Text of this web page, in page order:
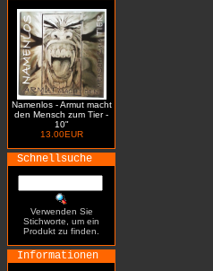
Namenlos - Armut macht
den Mensch zum Tier -
10"
13.00EUR
Schnellsuche
Verwenden Sie
Stichworte, um ein
Produkt zu finden.
Informationen